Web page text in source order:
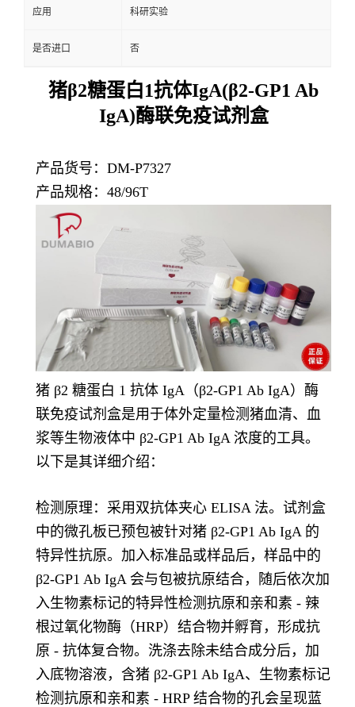
应用 科研实验
是否进口 否
猪β2糖蛋白1抗体IgA(β2-GP1 Ab
IgA)酶联免疫试剂盒
产品货号： DM-P7327
产品规格：48/96T
猪 β2 糖蛋白 1 抗体 IgA（β2-GP1 Ab IgA）酶
联免疫试剂盒是用于体外定量检测猪血清、血
浆等生物液体中 β2-GP1 Ab IgA 浓度的工具。
以下是其详细介绍：
检测原理：采用双抗体夹心 ELISA 法。试剂盒
中的微孔板已预包被针对猪 β2-GP1 Ab IgA 的
特异性抗原。加入标准品或样品后，样品中的
β2-GP1 Ab IgA 会与包被抗原结合，随后依次加
入生物素标记的特异性检测抗原和亲和素 - 辣
根过氧化物酶（HRP）结合物并孵育，形成抗
原 - 抗体复合物。洗涤去除未结合成分后，加
入底物溶液，含猪 β2-GP1 Ab IgA、生物素标记
检测抗原和亲和素 - HRP 结合物的孔会呈现蓝